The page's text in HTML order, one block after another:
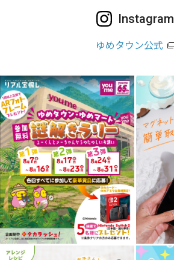
Instagram
ゆめタウン公式